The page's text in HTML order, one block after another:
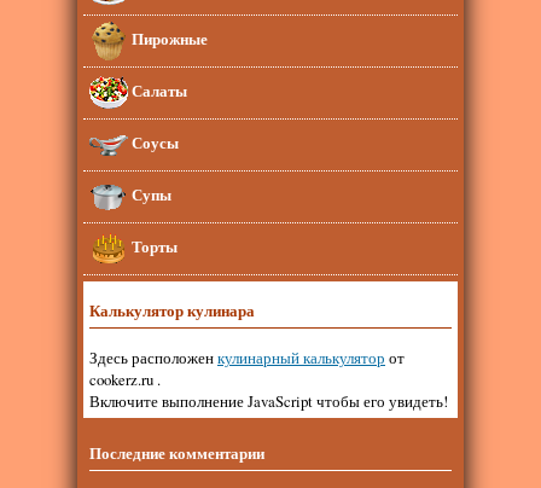
Пирожные
Салаты
Соусы
Супы
Торты
Калькулятор кулинара
Здесь расположенкулинарный калькулятор от
cookerz.ru .
Включите выполнение JavaScript чтобы его увидеть!
Последние комментарии